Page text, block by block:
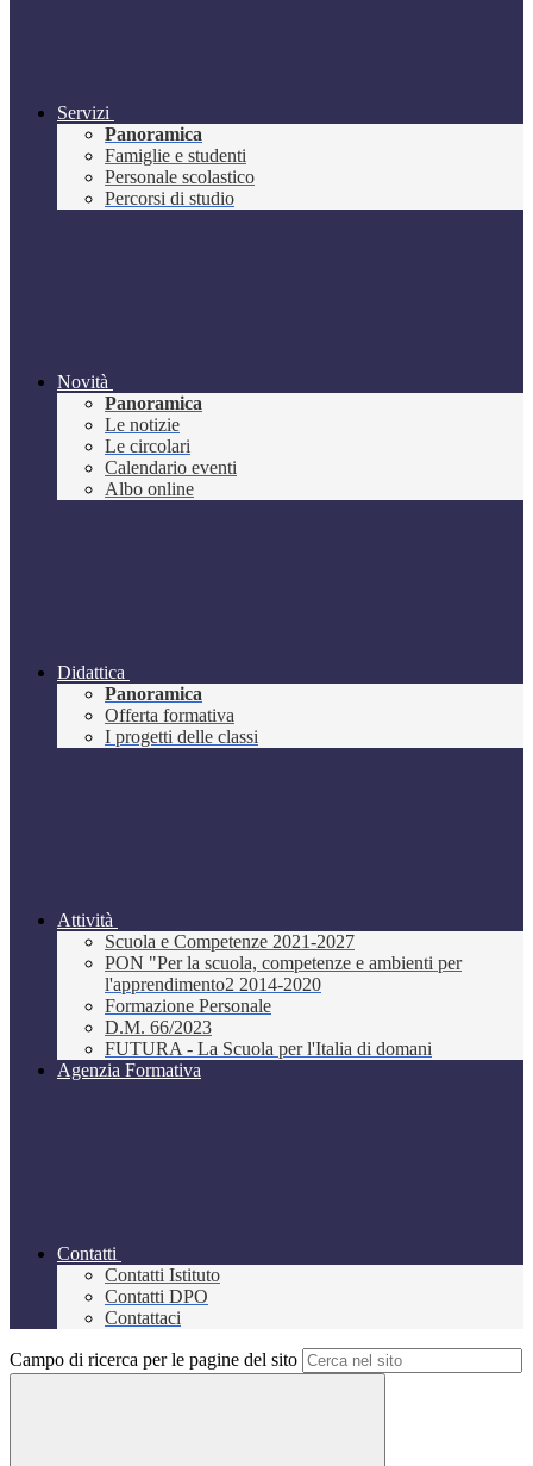
Servizi
Panoramica
Famiglie e studenti
Personale scolastico
Percorsi di studio
Novità
Panoramica
Le notizie
Le circolari
Calendario eventi
Albo online
Didattica
Panoramica
Offerta formativa
I progetti delle classi
Attività
Scuola e Competenze 2021-2027
PON "Per la scuola, competenze e ambienti per
l'apprendimento2 2014-2020
Formazione Personale
D.M. 66/2023
FUTURA - La Scuola per l'Italia di domani
Agenzia Formativa
Contatti
Contatti Istituto
Contatti DPO
Contattaci
Campo di ricerca per le pagine del sito